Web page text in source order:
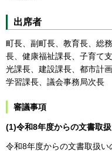
出席者
町長、副町長、教育長、総
長、健康福祉課長、子育て
光課長、建設課長、都市計
学習課長、議会事務局次長
審議事項
(1)令和8年度からの文書取
令和8年度からの文書取扱い